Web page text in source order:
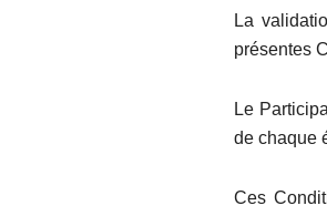
La
présentes
Le
de chaque
Ces